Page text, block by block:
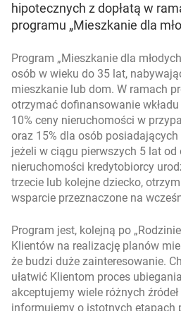
hipotecznych z dopłatą w
programu „Mieszkanie dla
Program „Mieszkanie dla
osób w wieku do 35 lat,
mieszkanie lub dom. W ramach
otrzymać dofinansowanie
10% ceny nieruchomości w
oraz 15% dla osób
jeżeli w ciągu pierwszych 5 lat od
nieruchomości kredytobiorcy
trzecie lub kolejne dziecko,
wsparcie przeznaczone na
Program jest, kolejną po
Klientów na realizację planów
że budzi duże zainteresowanie.
ułatwić Klientom proces
akceptujemy wiele różnych
informujemy o istotnych etapach